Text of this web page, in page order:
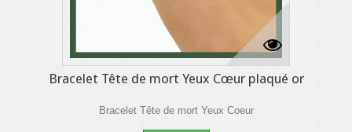
Bracelet Tête de mort Yeux Cœur plaqué or
Bracelet Tête de mort Yeux Coeur